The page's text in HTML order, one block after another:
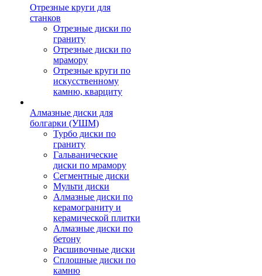
Отрезные круги для
станков
Отрезные диски по
граниту
Отрезные диски по
мрамору
Отрезные круги по
искусственному
камню, кварциту
Алмазные диски для
болгарки (УШМ)
Турбо диски по
граниту
Гальванические
диски по мрамору
Сегментные диски
Мульти диски
Алмазные диски по
керамограниту и
керамической плитки
Алмазные диски по
бетону
Расшивочные диски
Сплошные диски по
камню